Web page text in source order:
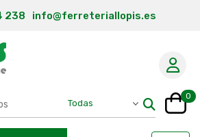
238 info@ferreteriallopis.es
0